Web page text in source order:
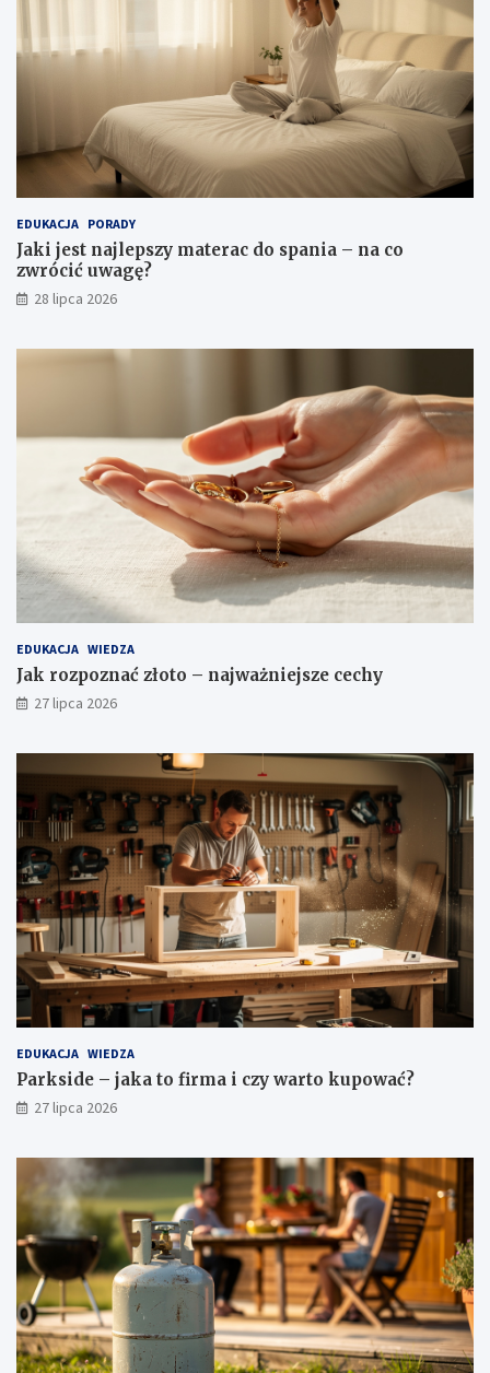
EDUKACJA PORADY
Jaki jest najlepszy materac do spania – na co
zwrócić uwagę?
28 lipca 2026
EDUKACJA WIEDZA
Jak rozpoznać złoto – najważniejsze cechy
27 lipca 2026
EDUKACJA WIEDZA
Parkside – jaka to firma i czy warto kupować?
27 lipca 2026